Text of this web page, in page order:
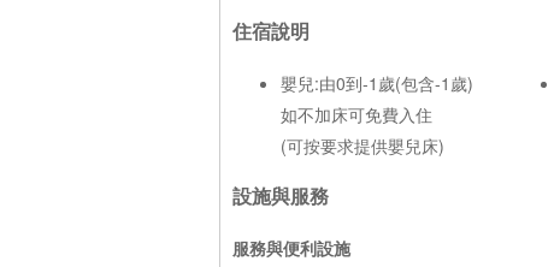
住宿說明
嬰兒:由0到-1歲(包含-1歲)
如不加床可免費入住
(可按要求提供嬰兒床)
設施與服務
服務與便利設施